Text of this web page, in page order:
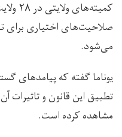
صلاحیت‌های اختیاری برای
می‌شود.
یوناما گفته که پيامدهای
تطبیق این قانون و تاثیرات
مشاهده کرده است.